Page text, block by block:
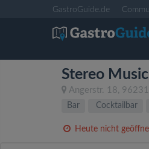
GastroGuide.de
Stereo
Angerstr. 18, 96231
Bar
Cocktailbar
Heute nicht